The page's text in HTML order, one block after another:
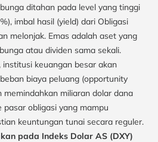
ditahan pada level yang tinggi
imbal hasil (yield) dari Obligasi
melonjak. Emas adalah aset yang
atau dividen sama sekali.
institusi keuangan besar akan
biaya peluang (opportunity
memindahkan miliaran dolar dana
pasar obligasi yang mampu
keuntungan tunai secara reguler.
pada Indeks Dolar AS (DXY)